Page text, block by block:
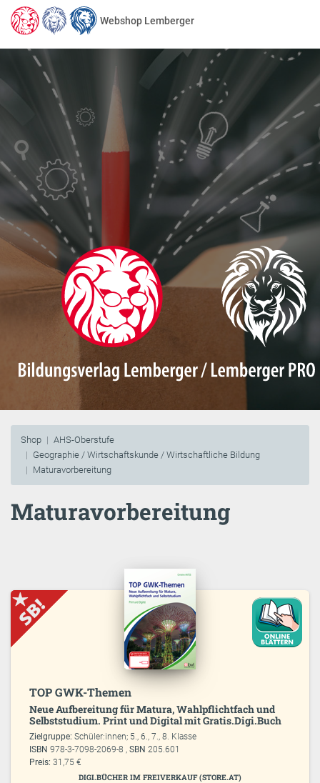
Webshop Lemberger
Shop
AHS-Oberstufe
Geographie / Wirtschaftskunde / Wirtschaftliche Bildung
Maturavorbereitung
Maturavorbereitung
TOP GWK-Themen
Neue Aufbereitung für Matura, Wahlpflichtfach und
Selbststudium. Print und Digital mit Gratis.Digi.Buch
Zielgruppe:Schüler:innen; 5., 6., 7., 8. Klasse
ISBN978-3-7098-2069-8 ,SBN205.601
Preis: 31,75 €
DIGI.BÜCHER IM FREIVERKAUF (STORE.AT)